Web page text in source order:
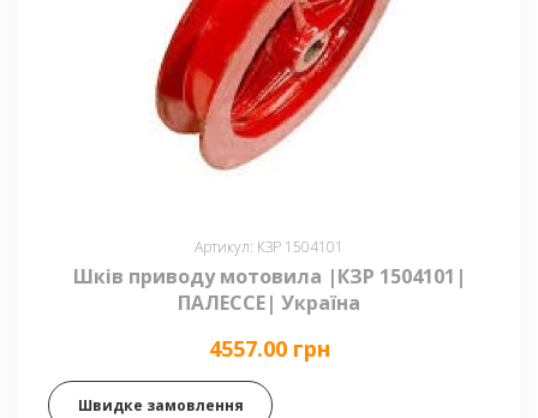
Артикул: КЗР 1504101
Шків приводу мотовила |КЗР 1504101|
ПАЛЕССЕ| Україна
4557.00 грн
Швидке замовлення